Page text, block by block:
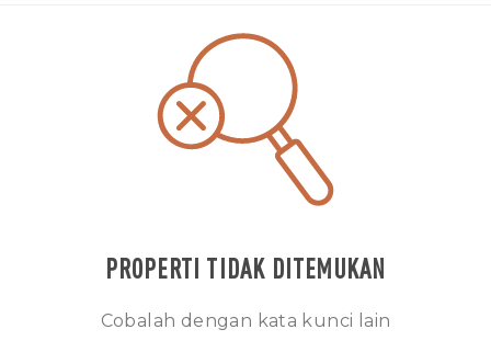
PROPERTI TIDAK DITEMUKAN
Cobalah dengan kata kunci lain